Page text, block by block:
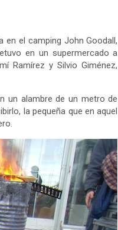
en el camping John Goodall,
en un supermercado a
Ramírez y Silvio Giménez,
un alambre de un metro de
la pequeña que en aquel